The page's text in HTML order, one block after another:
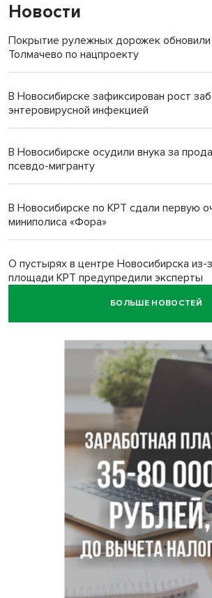
Новости
Покрытие рулежных дорожек обновили
Толмачево по нацпроекту
В Новосибирске зафиксирован рост
энтеровирусной инфекцией
В Новосибирске осудили внука за
псевдо-мигранту
В Новосибирске по КРТ сдали первую
миниполиса «Фора»
О пустырях в центре Новосибирска из-
площади КРТ предупредили эксперты
Начался настоящий сезон:
Под Новосибирском водитель авто
столкновении с поездом
В Новосибирске Роспотребнадзор
тонны опасного мяса
Два миллиона на покупку авто получат
Новосибирской области
БОЛЬШЕ НОВОСТЕЙ